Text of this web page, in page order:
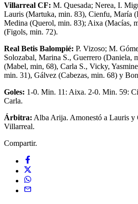
Villarreal CF: M. Quesada; Nerea, I.
Lauris (Martuka, min. 83), Cienfu, María
Medina (Querol, min. 83); Aixa (Macías,
(Figols, min. 72).
Real Betis Balompié: P. Vizoso; M.
Solozabal, Marina S., Guerrero (Daniela,
(Mabel, min, 68), Carla S., Vicky,
min. 31), Gálvez (Cabezas, min. 68) y
Goles: 1-0. Min. 11: Aixa. 2-0. Min. 59:
Carla.
Árbitra: Alba Arija. Amonestó a Lauris y
Villarreal.
Compartir.